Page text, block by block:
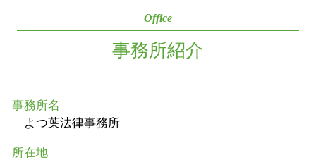
Office
事務所紹介
事務所名
よつ葉法律事務所
所在地